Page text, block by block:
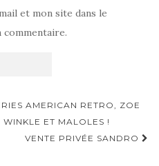
et mon site dans le
AMERICAN RETRO, ZOE
WINKLE ET MALOLES !
VENTE PRIVÉE SANDRO